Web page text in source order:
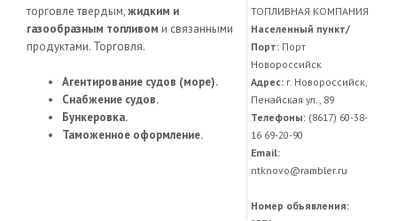
торговле твердым,жидким и
газообразным топливом и связанными
продуктами. Торговля.
Агентирование судов (море).
Снабжение судов.
Бункеровка.
Таможенное оформление.
ТОПЛИВНАЯ КОМПАНИЯ
Населенный пункт/
Порт:Порт
Новороссийск
Адрес:г. Новороссийск,
Пенайская ул., 89
Телефоны:(8617) 60-38-
16 69-20-90
Email:
ntknovo@rambler.ru
Номер объявления: